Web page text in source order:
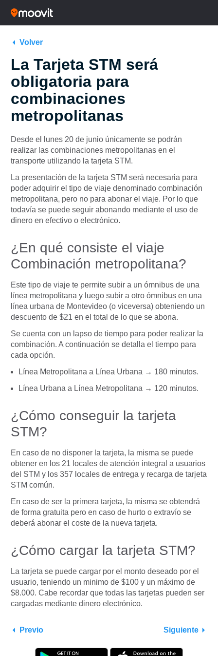
Volver
La Tarjeta STM será
obligatoria para
combinaciones
metropolitanas
Desde el lunes 20 de junio únicamente se podrán
realizar las combinaciones metropolitanas en el
transporte utilizando la tarjeta STM.
La presentación de la tarjeta STM será necesaria para
poder adquirir el tipo de viaje denominado combinación
metropolitana, pero no para abonar el viaje. Por lo que
todavía se puede seguir abonando mediante el uso de
dinero en efectivo o electrónico.
¿En qué consiste el viaje
Combinación metropolitana?
Este tipo de viaje te permite subir a un ómnibus de una
línea metropolitana y luego subir a otro ómnibus en una
línea urbana de Montevideo (o viceversa) obteniendo un
descuento de $21 en el total de lo que se abona.
Se cuenta con un lapso de tiempo para poder realizar la
combinación. A continuación se detalla el tiempo para
cada opción.
Línea Metropolitana a Línea Urbana → 180 minutos.
Línea Urbana a Línea Metropolitana → 120 minutos.
¿Cómo conseguir la tarjeta
STM?
En caso de no disponer la tarjeta, la misma se puede
obtener en los 21 locales de atención integral a usuarios
del STM y los 357 locales de entrega y recarga de tarjeta
STM común.
En caso de ser la primera tarjeta, la misma se obtendrá
de forma gratuita pero en caso de hurto o extravío se
deberá abonar el coste de la nueva tarjeta.
¿Cómo cargar la tarjeta STM?
La tarjeta se puede cargar por el monto deseado por el
usuario, teniendo un minimo de $100 y un máximo de
$8.000. Cabe recordar que todas las tarjetas pueden ser
cargadas mediante dinero electrónico.
Previo Siguiente